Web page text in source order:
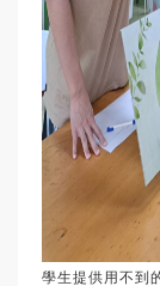
學生提供用不到